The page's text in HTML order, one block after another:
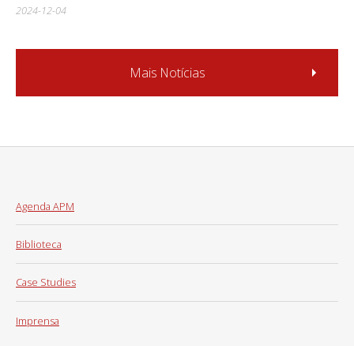
2024-12-04
Mais Notícias
Agenda APM
Biblioteca
Case Studies
Imprensa